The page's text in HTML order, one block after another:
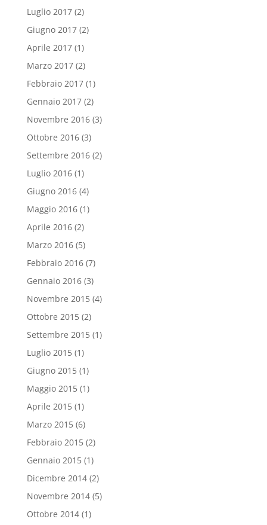
Luglio 2017(2)
Giugno 2017(2)
Aprile 2017(1)
Marzo 2017(2)
Febbraio 2017(1)
Gennaio 2017(2)
Novembre 2016(3)
Ottobre 2016(3)
Settembre 2016(2)
Luglio 2016(1)
Giugno 2016(4)
Maggio 2016(1)
Aprile 2016(2)
Marzo 2016(5)
Febbraio 2016(7)
Gennaio 2016(3)
Novembre 2015(4)
Ottobre 2015(2)
Settembre 2015(1)
Luglio 2015(1)
Giugno 2015(1)
Maggio 2015(1)
Aprile 2015(1)
Marzo 2015(6)
Febbraio 2015(2)
Gennaio 2015(1)
Dicembre 2014(2)
Novembre 2014(5)
Ottobre 2014(1)